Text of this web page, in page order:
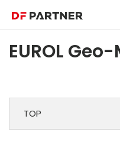
EUROL
TOP